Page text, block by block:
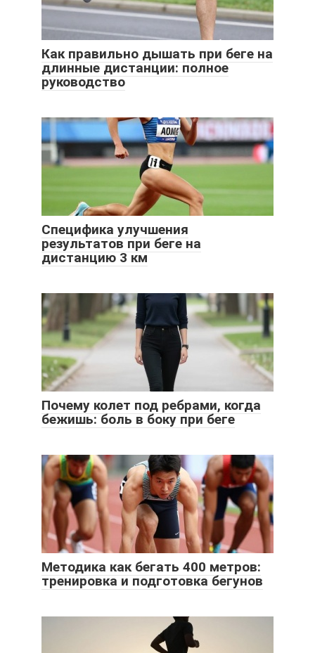
Как правильно дышать при беге на
длинные дистанции: полное
руководство
Специфика улучшения
результатов при беге на
дистанцию 3 км
Почему колет под ребрами, когда
бежишь: боль в боку при беге
Методика как бегать 400 метров:
тренировка и подготовка бегунов